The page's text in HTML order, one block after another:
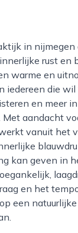
rust en
warme en
iedereen die
en meer
aandacht
vanuit het
kan geven in
en het
een natuurlijke